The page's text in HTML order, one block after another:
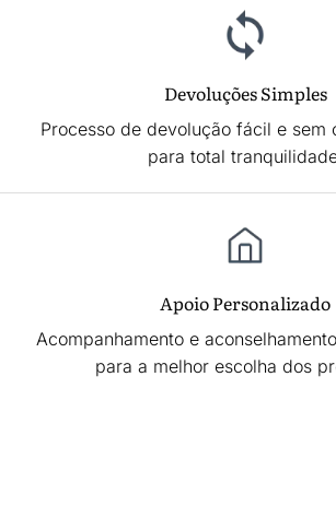
Devoluções Simples
Processo de devolução fácil e sem
para total
Apoio Personalizado
Acompanhamento e
para a melhor escolha dos